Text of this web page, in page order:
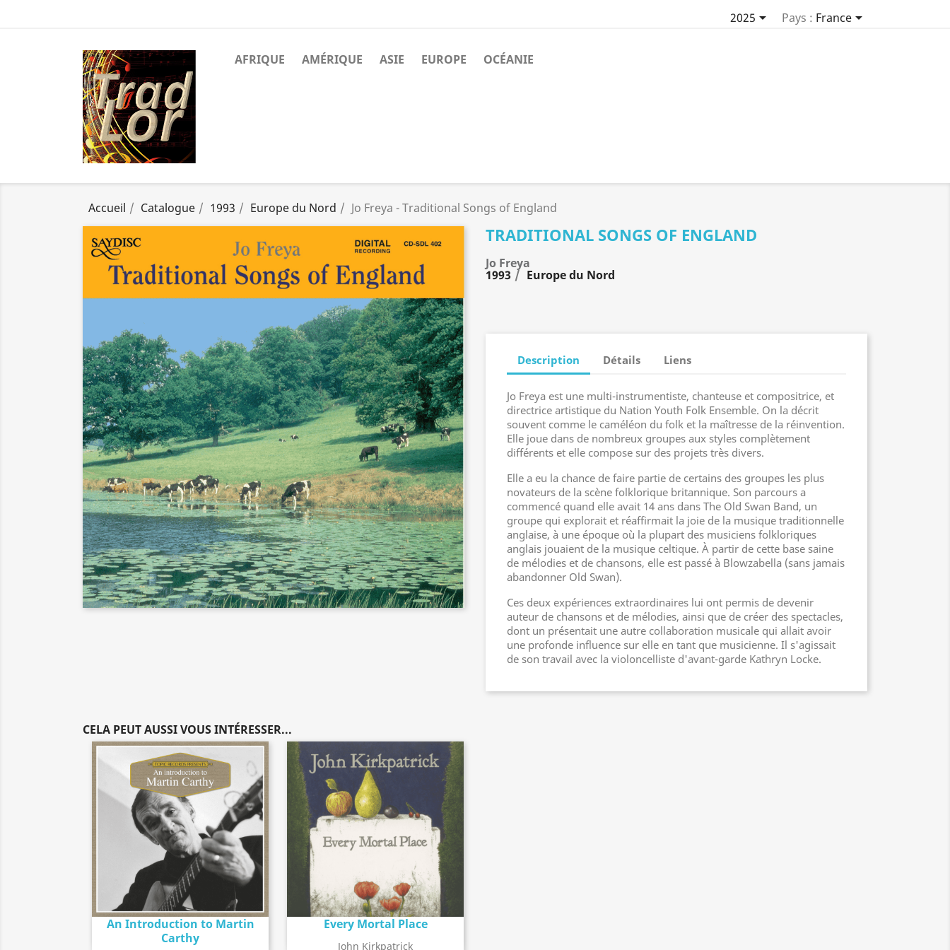
2025 Pays : France
AFRIQUE AMÉRIQUE ASIE EUROPE OCÉANIE
Accueil Catalogue 1993 Europe du Nord Jo Freya - Traditional Songs of England
TRADITIONAL SONGS OF ENGLAND
Jo Freya
1993 Europe du Nord
Description Détails Liens
Jo Freya est une multi-instrumentiste, chanteuse et compositrice, et
directrice artistique du Nation Youth Folk Ensemble. On la décrit
souvent comme le caméléon du folk et la maîtresse de la réinvention.
Elle joue dans de nombreux groupes aux styles complètement
différents et elle compose sur des projets très divers.
Elle a eu la chance de faire partie de certains des groupes les plus
novateurs de la scène folklorique britannique. Son parcours a
commencé quand elle avait 14 ans dans The Old Swan Band, un
groupe qui explorait et réaffirmait la joie de la musique traditionnelle
anglaise, à une époque où la plupart des musiciens folkloriques
anglais jouaient de la musique celtique. À partir de cette base saine
de mélodies et de chansons, elle est passé à Blowzabella (sans jamais
abandonner Old Swan).
Ces deux expériences extraordinaires lui ont permis de devenir
auteur de chansons et de mélodies, ainsi que de créer des spectacles,
dont un présentait une autre collaboration musicale qui allait avoir
une profonde influence sur elle en tant que musicienne. Il s'agissait
de son travail avec la violoncelliste d'avant-garde Kathryn Locke.
CELA PEUT AUSSI VOUS INTÉRESSER...
An Introduction to Martin
Carthy
searchDétail de l'album Every Mortal Place
John Kirkpatrick
searchDétail de l'album